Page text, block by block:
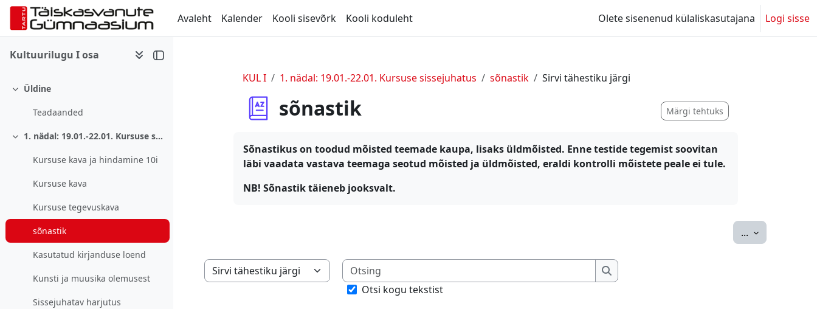
Jäta vahele peasisuni
Avaleht
Kalender Kooli sisevõrk Kooli koduleht Olete sisenenud külaliskasutajana Logi sisse
Kultuurilugu I osa
Ahenda
Üldine
Teadaanded
Ahenda 1. nädal: 19.01.-22.01. Kursuse sissejuhatus
Kursuse kava ja hindamine 10i
Kursuse kava
Kursuse tegevuskava
sõnastik
Kasutatud kirjanduse loend
Kunsti ja muusika olemusest
Sissejuhatav harjutus
KUL I 1. nädal: 19.01.-22.01. Kursuse sissejuhatus sõnastik Sirvi tähestiku järgi
sõnastik Märgi tehtuks
Sõnastikus on toodud mõisted teemade kaupa, lisaks üldmõisted. Enne testide tegemist soovitan
läbi vaadata vastava teemaga seotud mõisted ja üldmõisted, eraldi kontrolli mõistete peale ei tule.
NB! Sõnastik täieneb jooksvalt.
... Ekspordi
Saate selle indeksi abil sõnastikku sirvida
Otsing
Otsing
Otsi kogu tekstist